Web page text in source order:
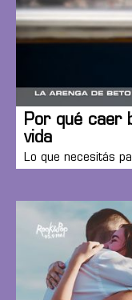
Por qué caer
vida
Lo que necesitás